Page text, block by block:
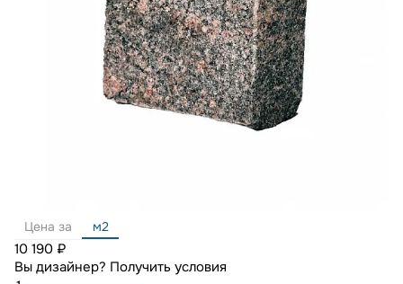
Цена за м2
10 190 ₽
Вы дизайнер? Получить условия